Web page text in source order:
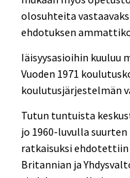
olosuhteita
ehdotuksen
Iäisyysasioihin kuuluu
Vuoden 1971
koulutusjärjestelmän
Tutun tuntuista
jo 1960-luvulla
ratkaisuksi
Britannian ja